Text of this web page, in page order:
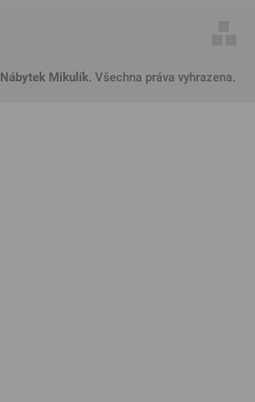
Nábytek Mikulík. Všechna práva vyhrazena.